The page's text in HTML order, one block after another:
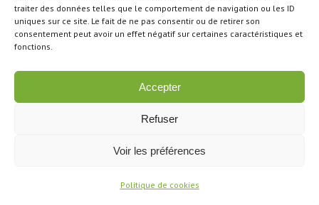
traiter des données telles que le comportement de navigation ou les ID
uniques sur ce site. Le fait de ne pas consentir ou de retirer son
consentement peut avoir un effet négatif sur certaines caractéristiques et
fonctions.
Accepter
Refuser
Voir les préférences
Politique de cookies
Apologies, but no results were found
marcalary@orange.fr|Mentions légales